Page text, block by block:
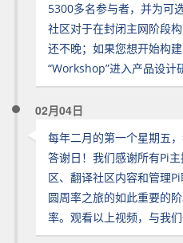
5300多名参与者，并为可
社区对于在封闭主网阶段
还不晚；如果您想开始构
“Workshop”进入产品设计
02月04日
每年二月的第一个星期五
答谢日！我们感谢所有Pi
区、翻译社区内容和管理
圆周率之旅的如此重要的
率。观看以上视频，与我们